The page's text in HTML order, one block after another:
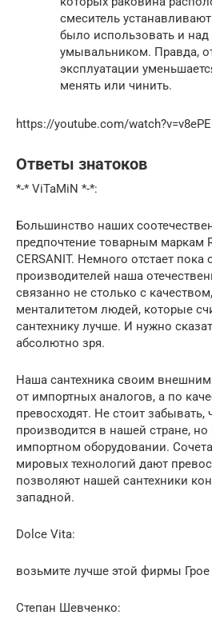
смеситель
было использовать и
умывальником. Правда,
эксплуатации
менять или чинить.
https://youtube.com/
Ответы знатоков
*-* ViTaMiN *-*:
Большинство наших
предпочтение товарным маркам
CERSANIT. Немного отстает
производителей наша
связанно не столько с
менталитетом людей, которые
сантехнику лучше. И нужно
абсолютно зря.
Наша сантехника своим внешним
от импортных аналогов, а по
превосходят. Не стоит забывать,
производится в нашей стране,
импортном оборудовании.
мировых технологий дают
позволяют нашей сантехники
западной.
Dolce Vita:
возьмите лучше этой фирмы Грое
Степан Шевченко: